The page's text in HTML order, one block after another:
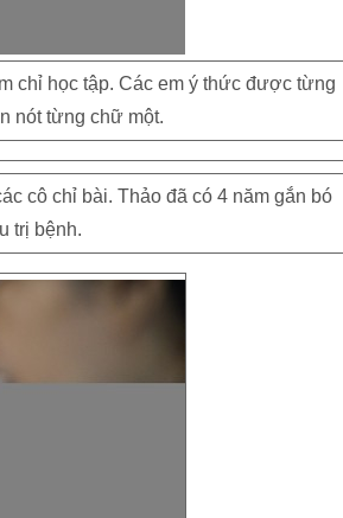
chỉ học tập. Các em ý thức được từng
nót từng chữ một.
cô chỉ bài. Thảo đã có 4 năm gắn bó
trị bệnh.